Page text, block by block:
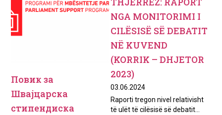
Повик за
Швајцарска
стипендиска
NGA MONITORIMI I
CILËSISË SË DEBATIT
NË KUVEND
(KORRIK – DHJETOR
2023)
03.06.2024
Raporti tregon nivel relativisht
të ulët të cilësisë së debatit...